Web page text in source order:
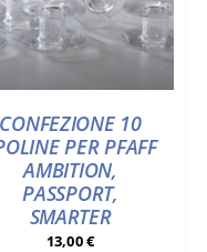
CONFEZIONE 10
PER PFAFF
AMBITION,
PASSPORT,
SMARTER
13,00€